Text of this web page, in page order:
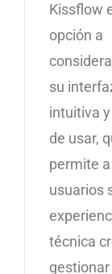
Kissflow
opción a
su
intuitiva y
de usar,
permite
usuarios
técnica